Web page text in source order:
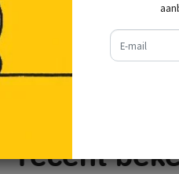
recent
e-mail